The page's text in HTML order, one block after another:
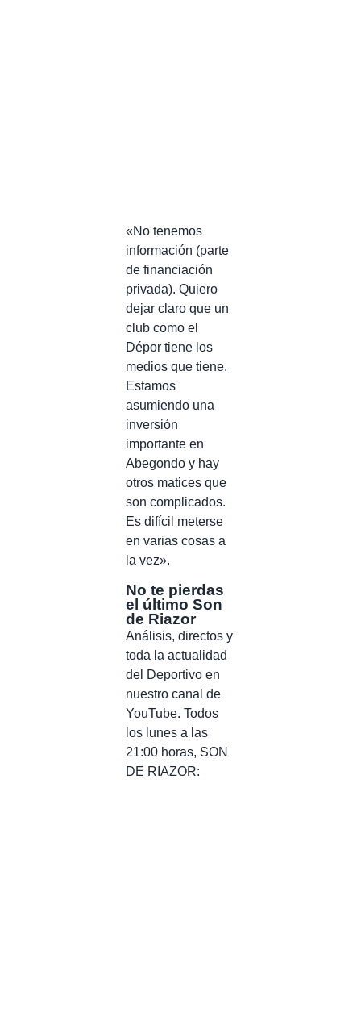
«No tenemos
información (parte
de financiación
privada). Quiero
dejar claro que un
club como el
Dépor tiene los
medios que tiene.
Estamos
asumiendo una
inversión
importante en
Abegondo y hay
otros matices que
son complicados.
Es difícil meterse
en varias cosas a
la vez».
No te pierdas
el último Son
de Riazor
Análisis, directos y
toda la actualidad
del Deportivo en
nuestro canal de
YouTube. Todos
los lunes a las
21:00 horas, SON
DE RIAZOR: